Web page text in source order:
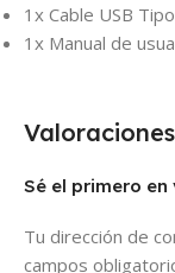
1x Cable USB
1x Manual de
Valoraciones
Sé el primero
Tu dirección de
campos